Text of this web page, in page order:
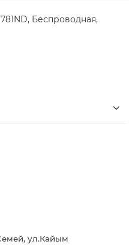
Беспроводная,
ул.Кайым